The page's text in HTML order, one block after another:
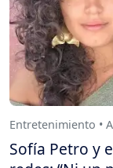
Entretenimiento •
Sofía Petro y